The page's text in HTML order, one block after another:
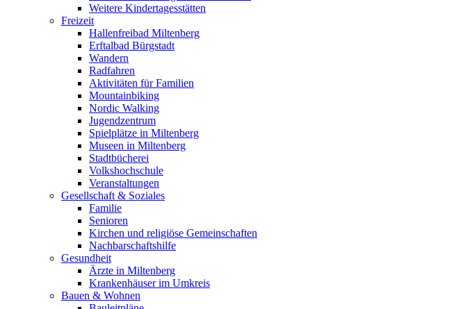
Weitere Kindertagesstätten
Freizeit
Hallenfreibad Miltenberg
Erftalbad Bürgstadt
Wandern
Radfahren
Aktivitäten für Familien
Mountainbiking
Nordic Walking
Jugendzentrum
Spielplätze in Miltenberg
Museen in Miltenberg
Stadtbücherei
Volkshochschule
Veranstaltungen
Gesellschaft & Soziales
Familie
Senioren
Kirchen und religiöse Gemeinschaften
Nachbarschaftshilfe
Gesundheit
Ärzte in Miltenberg
Krankenhäuser im Umkreis
Bauen & Wohnen